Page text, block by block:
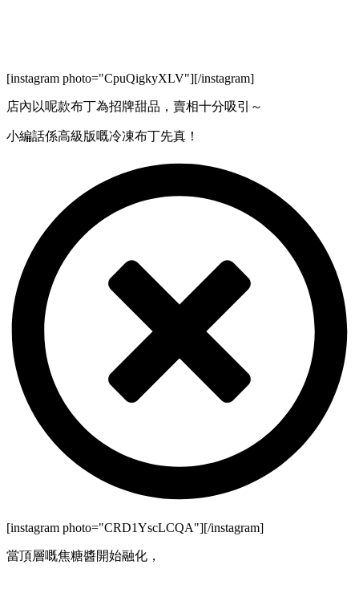
[instagram photo="CpuQigkyXLV"][/instagram]
店內以呢款布丁為招牌甜品，賣相十分吸引～
小編話係高級版嘅冷凍布丁先真！
[instagram photo="CRD1YscLCQA"][/instagram]
當頂層嘅焦糖醬開始融化，